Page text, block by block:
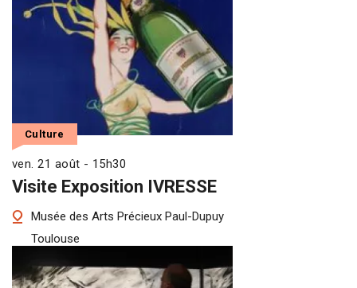
Visite Exposition IVRESSE
Culture
ven. 21 août - 15h30
Musée des Arts Précieux Paul-Dupuy
Toulouse